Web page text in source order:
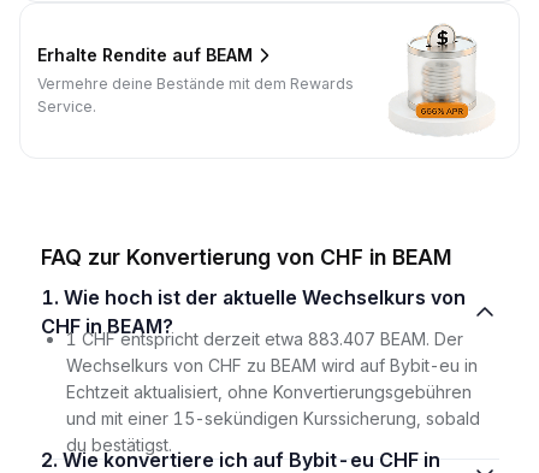
Erhalte Rendite auf BEAM
Vermehre deine Bestände mit dem Rewards
Service.
FAQ zur Konvertierung von CHF in BEAM
1. Wie hoch ist der aktuelle Wechselkurs von
CHF in BEAM?
1 CHF entspricht derzeit etwa 883.407 BEAM. Der
Wechselkurs von CHF zu BEAM wird auf Bybit-eu in
Echtzeit aktualisiert, ohne Konvertierungsgebühren
und mit einer 15-sekündigen Kurssicherung, sobald
du bestätigst.
2. Wie konvertiere ich auf Bybit-eu CHF in